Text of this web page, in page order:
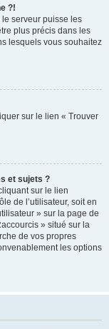
?!
serveur puisse les
plus précis dans les
lesquels vous souhaitez
sur le lien « Trouver
et sujets ?
sur le lien
de l’utilisateur, soit en
» sur la page de
» situé sur la
de vos propres
les options